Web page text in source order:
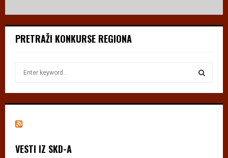
PRETRAŽI KONKURSE REGIONA
h
r
S
VESTI IZ SKD-A